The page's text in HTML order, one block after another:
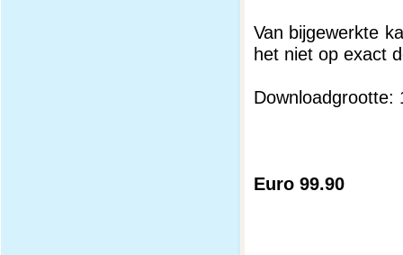
Van bijgewerkte
het niet op exact
Downloadgrootte:
Euro 99.90